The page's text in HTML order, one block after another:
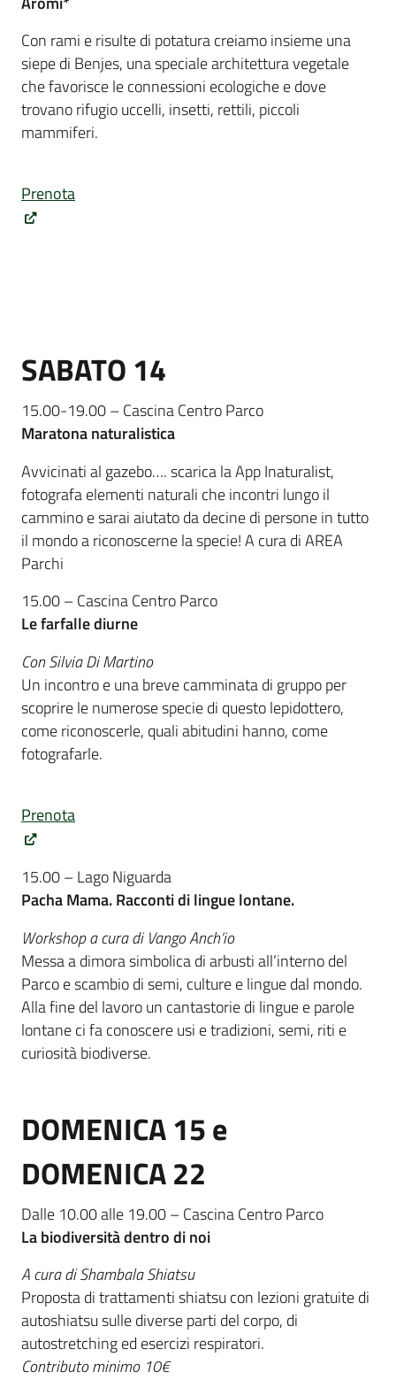
Con rami e risulte di potatura creiamo insieme una
siepe di Benjes, una speciale architettura vegetale
che favorisce le connessioni ecologiche e dove
trovano rifugio uccelli, insetti, rettili, piccoli
mammiferi.
Prenota
SABATO 14
15.00-19.00 – Cascina Centro Parco
Maratona naturalistica
Avvicinati al gazebo…. scarica la App Inaturalist,
fotografa elementi naturali che incontri lungo il
cammino e sarai aiutato da decine di persone in tutto
il mondo a riconoscerne la specie! A cura di AREA
Parchi
15.00 – Cascina Centro Parco
Le farfalle diurne
Con Silvia Di Martino
Un incontro e una breve camminata di gruppo per
scoprire le numerose specie di questo lepidottero,
come riconoscerle, quali abitudini hanno, come
fotografarle.
Prenota
15.00 – Lago Niguarda
Pacha Mama. Racconti di lingue lontane.
Workshop a cura di Vango Anch’io
Messa a dimora simbolica di arbusti all’interno del
Parco e scambio di semi, culture e lingue dal mondo.
Alla fine del lavoro un cantastorie di lingue e parole
lontane ci fa conoscere usi e tradizioni, semi, riti e
curiosità biodiverse.
DOMENICA 15 e
DOMENICA 22
Dalle 10.00 alle 19.00 – Cascina Centro Parco
La biodiversità dentro di noi
A cura di Shambala Shiatsu
Proposta di trattamenti shiatsu con lezioni gratuite di
autoshiatsu sulle diverse parti del corpo, di
autostretching ed esercizi respiratori.
Contributo minimo 10€